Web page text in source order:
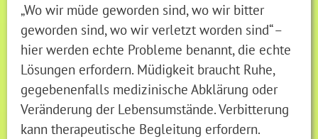
„Wo wir müde geworden sind, wo wir bitter
geworden sind, wo wir verletzt worden sind“ –
hier werden echte Probleme benannt, die echte
Lösungen erfordern. Müdigkeit braucht Ruhe,
gegebenenfalls medizinische Abklärung oder
Veränderung der Lebensumstände. Verbitterung
kann therapeutische Begleitung erfordern.